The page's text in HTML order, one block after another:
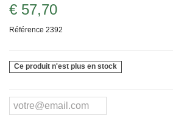
€ 57,70
Référence 2392
Ce produit n'est plus en stock